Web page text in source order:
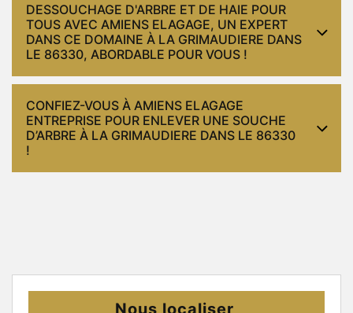
DESSOUCHAGE D'ARBRE ET DE HAIE POUR
TOUS AVEC AMIENS ELAGAGE, UN EXPERT
DANS CE DOMAINE À LA GRIMAUDIERE DANS
LE 86330, ABORDABLE POUR VOUS !
CONFIEZ-VOUS À AMIENS ELAGAGE
ENTREPRISE POUR ENLEVER UNE SOUCHE
D’ARBRE À LA GRIMAUDIERE DANS LE 86330
!
Nous localiser